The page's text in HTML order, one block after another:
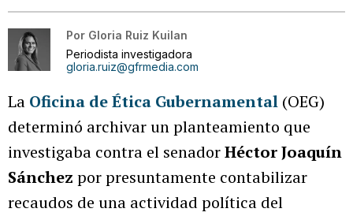
Por Gloria Ruiz Kuilan
Periodista investigadora
gloria.ruiz@gfrmedia.com
La Oficina de Ética Gubernamental (OEG)
determinó archivar un planteamiento que
investigaba contra el senadorHéctor Joaquín
Sánchez por presuntamente contabilizar
recaudos de una actividad política del